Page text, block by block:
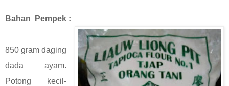
Bahan Pempek :
850 gram daging
dada ayam.
Potong kecil-